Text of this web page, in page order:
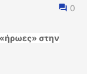
0
στην